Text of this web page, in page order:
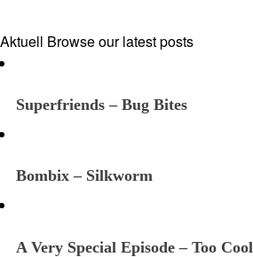
Aktuell Browse our latest posts
Superfriends – Bug Bites
Bombix – Silkworm
A Very Special Episode – Too Cool